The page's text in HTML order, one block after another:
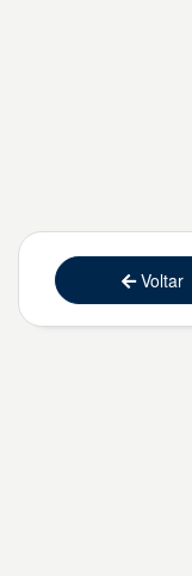
Voltar